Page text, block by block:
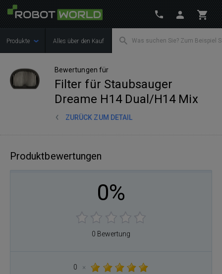
Produkte Alles über den Kauf
Bewertungen für
Filter für Staubsauger
Dreame H14 Dual/H14 Mix
ZURÜCK ZUM DETAIL
Produktbewertungen
0%
0 Bewertung
0
×